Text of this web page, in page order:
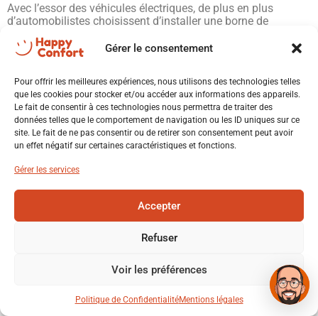
Gérer le consentement
Pour offrir les meilleures expériences, nous utilisons des technologies telles
que les cookies pour stocker et/ou accéder aux informations des appareils.
Le fait de consentir à ces technologies nous permettra de traiter des
données telles que le comportement de navigation ou les ID uniques sur ce
site. Le fait de ne pas consentir ou de retirer son consentement peut avoir
un effet négatif sur certaines caractéristiques et fonctions.
Gérer les services
Accepter
Refuser
Voir les préférences
Politique de ConfidentialitéMentions légales
Avec l’essor des véhicules électriques, de plus en plus
d’automobilistes choisissent d’installer une borne de
recharge directement à leur domicile. À Saint-Chamond, cette
solution permet de recharger son véhicule facilement, en
toute sécurité et à moindre coût. 🌡️ Vous êtes dans la Loire ?
toute l’agglomération stéphanoise. […]
Installateur RGE Saint-Étienne
Répond en quelques secondes
X
Bonjour ! Je suis Xavier. Comment
puis-je vous aider aujourd'hui ? 😊
🔥 PAC air/eau
♨️ Poêle
🏠 Rénovation